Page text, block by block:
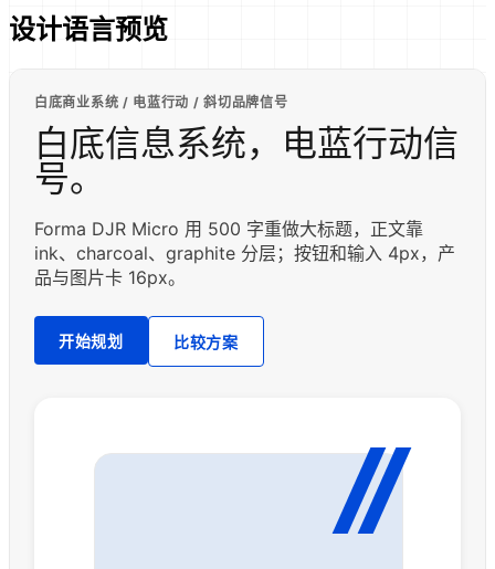
设计语言预览
白底商业系统 / 电蓝行动 / 斜切品牌信号
白底信息系统，电蓝行动信
号。
Forma DJR Micro 用 500 字重做大标题，正文靠
ink、charcoal、graphite 分层；按钮和输入 4px，产
品与图片卡 16px。
开始规划 比较方案